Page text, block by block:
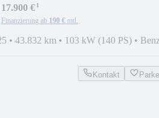
17.900 €¹
Finanzierung ab 190 € mtl.
• 43.832 km • 103 kW (140 PS) •
Kontakt